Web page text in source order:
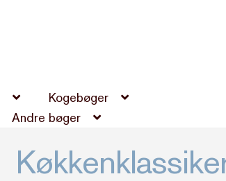
Kogebøger
Andre bøger